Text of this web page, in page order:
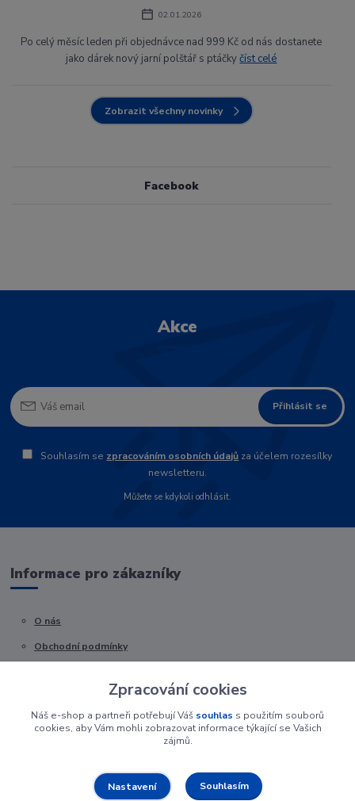
02.01.2026
Po celý měsíc leden při objednávce nad 999 Kč od nás dostanete
jako dárek nový jarní polštář s ptáčkyčíst celé
Zobrazit všechny novinky
Facebook
Akce
Přihlásit se
Souhlasím se zpracováním osobních údajů za účelem rozesílky
newsletteru.
Můžete se kdykoli odhlásit.
Informace pro zákazníky
O nás
Obchodní podmínky
Zpracování cookies
Náš e-shop a partneři potřebují Váš souhlas s použitím souborů
cookies, aby Vám mohli zobrazovat informace týkající se Vašich
zájmů.
Nastavení Souhlasím